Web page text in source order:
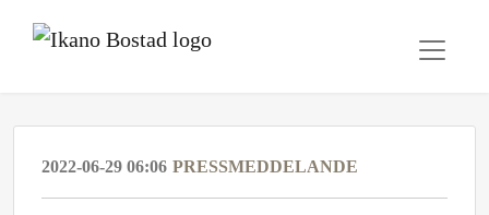
2022-06-29 06:06 PRESSMEDDELANDE